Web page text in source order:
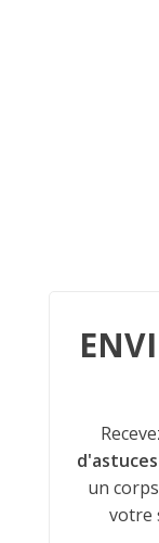
un
votre